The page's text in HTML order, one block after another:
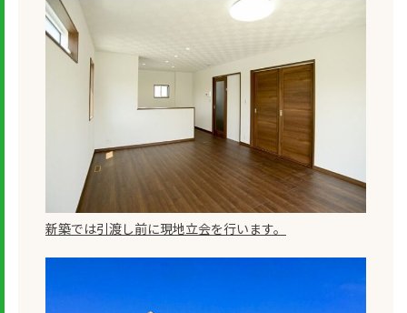
新築では引渡し前に現地立会を行います。